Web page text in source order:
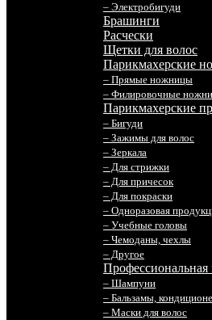
– Электробигуди
Брашинги
Расчески
Щетки для волос
Парикмахерские
– Прямые ножницы
– Филировочные
Парикмахерские
– Бигуди
– Зажимы для волос
– Зеркала
– Для стрижки
– Для причесок
– Для покраски
– Одноразовая
– Учебные головы
– Чемоданы, чехлы
– Другое
Профессиональная
– Шампуни
– Бальзамы,
– Маски для волос